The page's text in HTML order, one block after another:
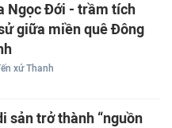
Ngọc Đới - trầm tích
giữa miền quê Đông
xứ Thanh
sản trở thành “nguồn